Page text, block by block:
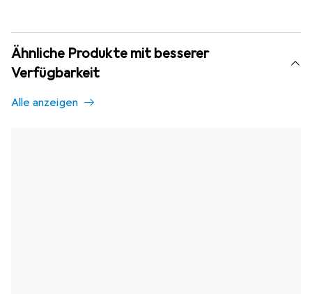
Ähnliche Produkte mit besserer
Verfügbarkeit
Alle anzeigen